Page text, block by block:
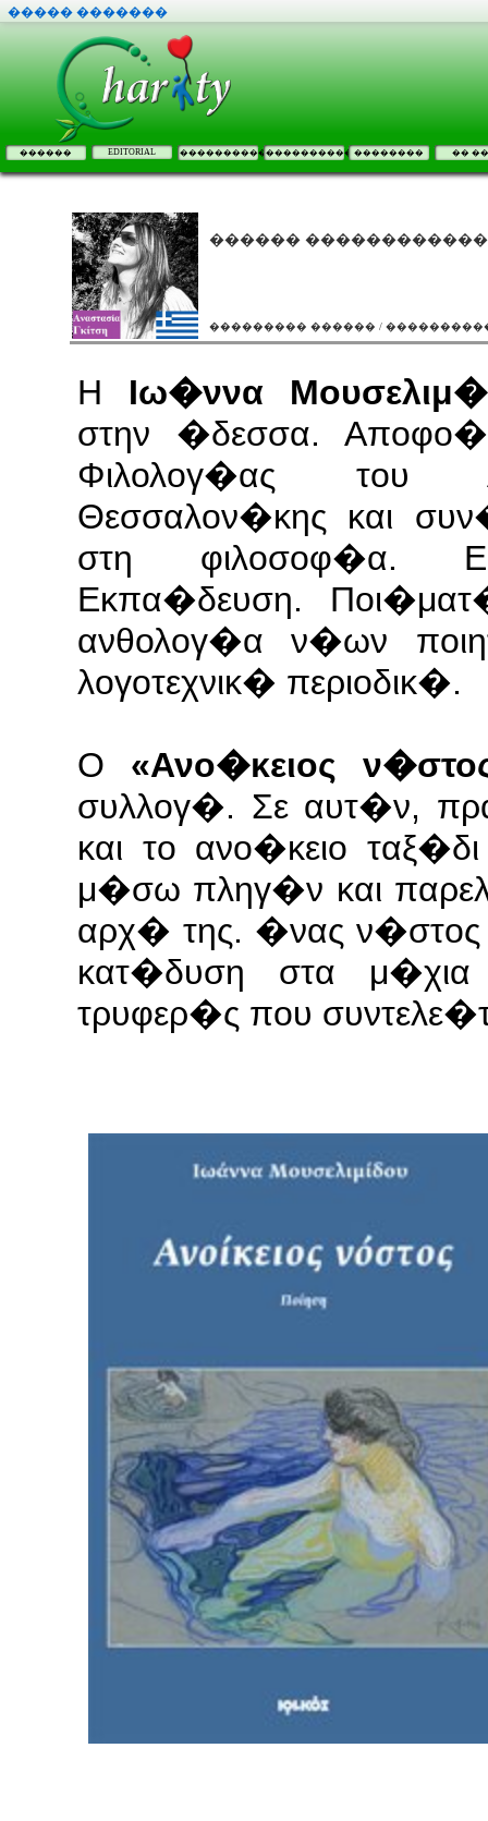
����� �������
������ EDITORIAL �������������������� �������� ��
������
��������� ������ /
Η Ιω�ννα
στην �δεσσα.
Φιλολογ�ας του
Θεσσαλον�κης και
στη φιλοσοφ�α.
Εκπα�δευση.
ανθολογ�α ν�ων
λογοτεχνικ� περιοδικ�.
Ο «Ανο�κειος
συλλογ�. Σε αυτ�ν,
και το ανο�κειο
μ�σω πληγ�ν και
αρχ� της. �νας ν�στος
κατ�δυση στα
τρυφερ�ς που